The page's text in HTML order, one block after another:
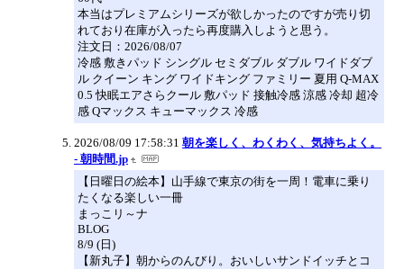
本当はプレミアムシリーズが欲しかったのですが売り切
れており在庫が入ったら再度購入しようと思う。
注文日：2026/08/07
冷感 敷きパッド シングル セミダブル ダブル ワイドダブ
ル クイーン キング ワイドキング ファミリー 夏用 Q-MAX
0.5 快眠エアさらクール 敷パッド 接触冷感 涼感 冷却 超冷
感 Qマックス キューマックス 冷感
2026/08/09 17:58:31 朝を楽しく、わくわく、気持ちよく。
- 朝時間.jp
【日曜日の絵本】山手線で東京の街を一周！電車に乗り
たくなる楽しい一冊
まっこリ～ナ
BLOG
8/9 (日)
【新丸子】朝からのんびり。おいしいサンドイッチとコ